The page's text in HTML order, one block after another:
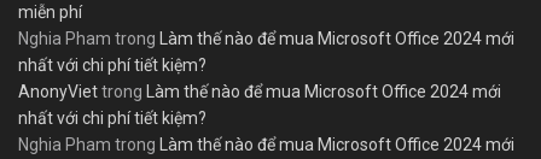
miễn phí
Nghia Pham trong Làm thế nào để mua Microsoft Office 2024 mới
nhất với chi phí tiết kiệm?
AnonyViettrong Làm thế nào để mua Microsoft Office 2024 mới
nhất với chi phí tiết kiệm?
Nghia Pham trong Làm thế nào để mua Microsoft Office 2024 mới